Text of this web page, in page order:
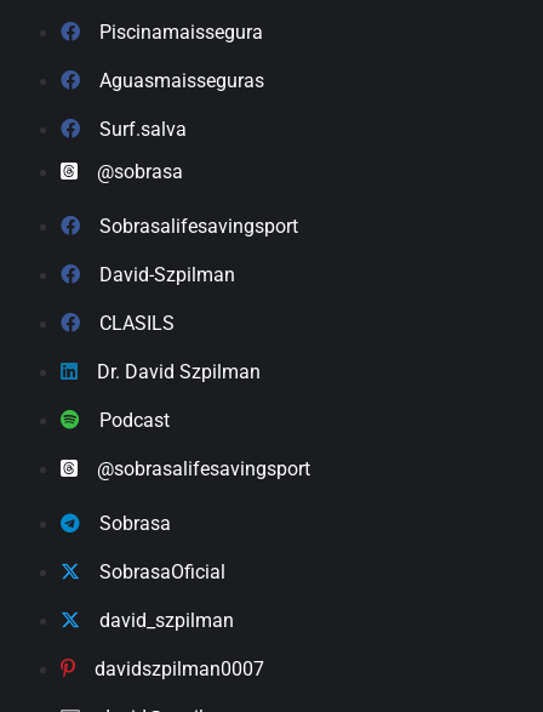
Piscinamaissegura
Aguasmaisseguras
Surf.salva
@sobrasa
Sobrasalifesavingsport
David-Szpilman
CLASILS
Dr. David Szpilman
Podcast
@sobrasalifesavingsport
Sobrasa
SobrasaOficial
david_szpilman
davidszpilman0007